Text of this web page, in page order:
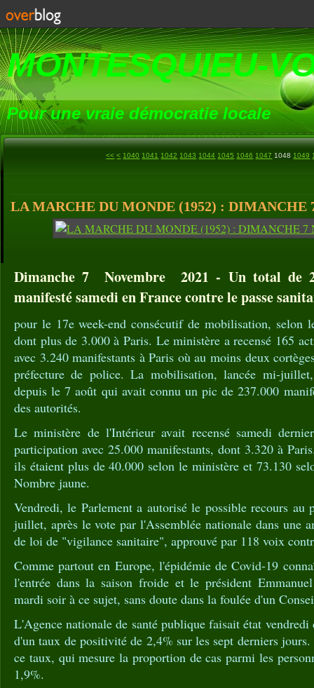
MONTESQUIEU-
Pour une vraie démocratie locale
<< < 1000
1010
1020
1030
1040 1041 1042 1043 1044 1045 1046 1047 1048 1049
LA MARCHE DU MONDE (1952) : DIMANCHE
Dimanche 7 Novembre 2021 - Un total de
manifesté samedi en France contre le passe
pour le 17e week-end consécutif de mobilisation, selon
dont plus de 3.000 à Paris. Le ministère a recensé 165
avec 3.240 manifestants à Paris où au moins deux
préfecture de police. La mobilisation, lancée mi-
depuis le 7 août qui avait connu un pic de 237.000
des autorités.
Le ministère de l'Intérieur avait recensé samedi
participation avec 25.000 manifestants, dont 3.320 à
ils étaient plus de 40.000 selon le ministère et 73.130
Nombre jaune.
Vendredi, le Parlement a autorisé le possible recours au
juillet, après le vote par l'Assemblée nationale dans une
de loi de "vigilance sanitaire", approuvé par 118 voix
Comme partout en Europe, l'épidémie de Covid-19
l'entrée dans la saison froide et le président
mardi soir à ce sujet, sans doute dans la foulée d'un
L'Agence nationale de santé publique faisait état vendredi
d'un taux de positivité de 2,4% sur les sept derniers jours.
ce taux, qui mesure la proportion de cas parmi les
1,9%.